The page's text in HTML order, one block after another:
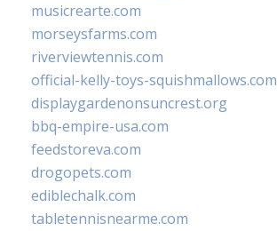
musicrearte.com
morseysfarms.com
riverviewtennis.com
official-kelly-toys-squishmallows.com
displaygardenonsuncrest.org
bbq-empire-usa.com
feedstoreva.com
drogopets.com
ediblechalk.com
tabletennisnearme.com